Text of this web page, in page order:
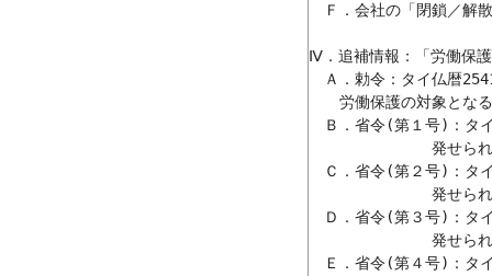
Ｆ．会社の「閉鎖／解
Ⅳ．追補情報：「労働保
Ａ．勅令：タイ仏暦
労働保護の対象となる
Ｂ．省令(第１号)：タ
発せられる省令(
Ｃ．省令(第２号)：タ
発せられる省令、
Ｄ．省令(第３号)：タ
発せられる省令、
Ｅ．省令(第４号)：タ